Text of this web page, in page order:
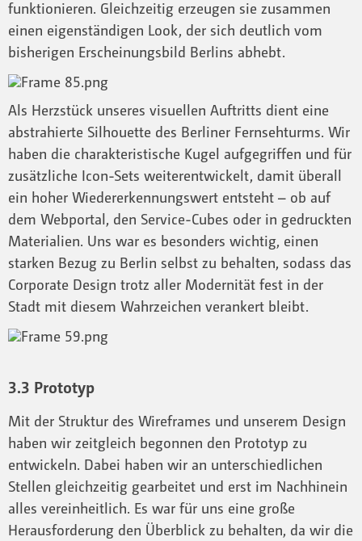
funktionieren. Gleichzeitig erzeugen sie zusammen
einen eigenständigen Look, der sich deutlich vom
bisherigen Erscheinungsbild Berlins abhebt.
Als Herzstück unseres visuellen Auftritts dient eine
abstrahierte Silhouette des Berliner Fernsehturms. Wir
haben die charakteristische Kugel aufgegriffen und für
zusätzliche Icon-Sets weiterentwickelt, damit überall
ein hoher Wiedererkennungswert entsteht – ob auf
dem Webportal, den Service-Cubes oder in gedruckten
Materialien. Uns war es besonders wichtig, einen
starken Bezug zu Berlin selbst zu behalten, sodass das
Corporate Design trotz aller Modernität fest in der
Stadt mit diesem Wahrzeichen verankert bleibt.
3.3 Prototyp
Mit der Struktur des Wireframes und unserem Design
haben wir zeitgleich begonnen den Prototyp zu
entwickeln. Dabei haben wir an unterschiedlichen
Stellen gleichzeitig gearbeitet und erst im Nachhinein
alles vereinheitlich. Es war für uns eine große
Herausforderung den Überblick zu behalten, da wir die